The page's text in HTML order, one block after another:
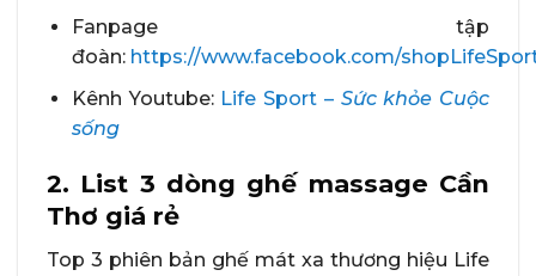
Fanpage tập
đoàn: https://www.facebook.com/
Kênh Youtube: Life Sport – Sức khỏe Cuộc
sống
2. List 3 dòng ghế massage Cần
Thơ giá rẻ
Top 3 phiên bản ghế mát xa thương hiệu Life